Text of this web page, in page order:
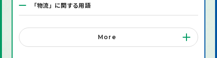
「物流」に関する用語
「システム」に関する用語
「店舗備品」に関する用語
More